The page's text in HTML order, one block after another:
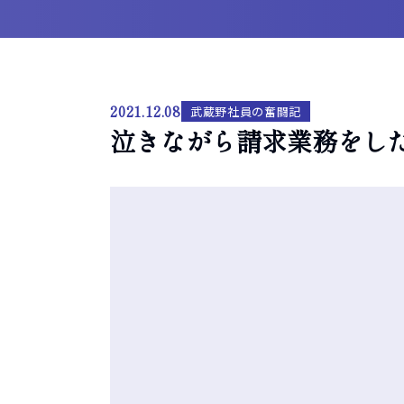
2021.12.08 武蔵野社員の奮闘記
泣きながら請求業務をし